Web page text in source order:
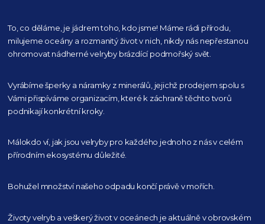
To, co děláme, je jádrem toho, kdo jsme! Máme rádi přírodu,
milujeme oceány a rozmanitý život v nich, nikdy nás nepřestanou
ohromovat nádherné velryby brázdící podmořský svět.
Vyrábíme šperky a náramky z minerálů, jejichž prodejem spolu s
Vámi přispíváme organizacím, které k záchraně těchto tvorů
podnikají konkrétní kroky.
Málokdo ví, jak jsou velryby pro každého jednoho z nás v celém
přírodním ekosystému důležité.
Bohužel množství našeho odpadu končí právě v mořích.
Životy velryb a veškerý život v oceánech je aktuálněv obrovském